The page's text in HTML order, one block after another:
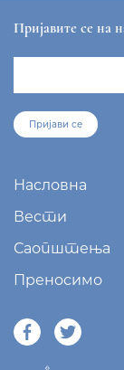
Пријавите се на
Пријави се
Насловна
Вести
Саопштења
Преносимо